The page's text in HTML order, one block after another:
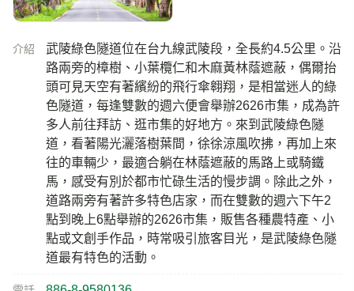
附近旅遊景點
武陵綠色隧道 910 公尺
介紹
武陵綠色隧道位在台九線武陵段，全長約4.5公里。沿